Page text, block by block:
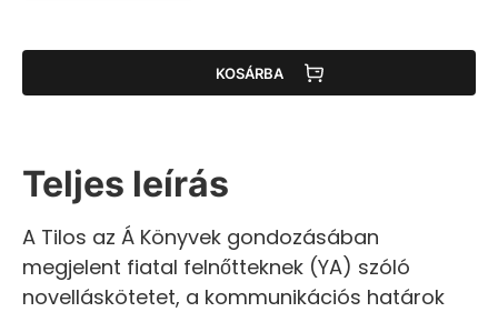
KOSÁRBA
Teljes leírás
A Tilos az Á Könyvek gondozásában
megjelent fiatal felnőtteknek (YA) szóló
novelláskötetet, a kommunikációs határok